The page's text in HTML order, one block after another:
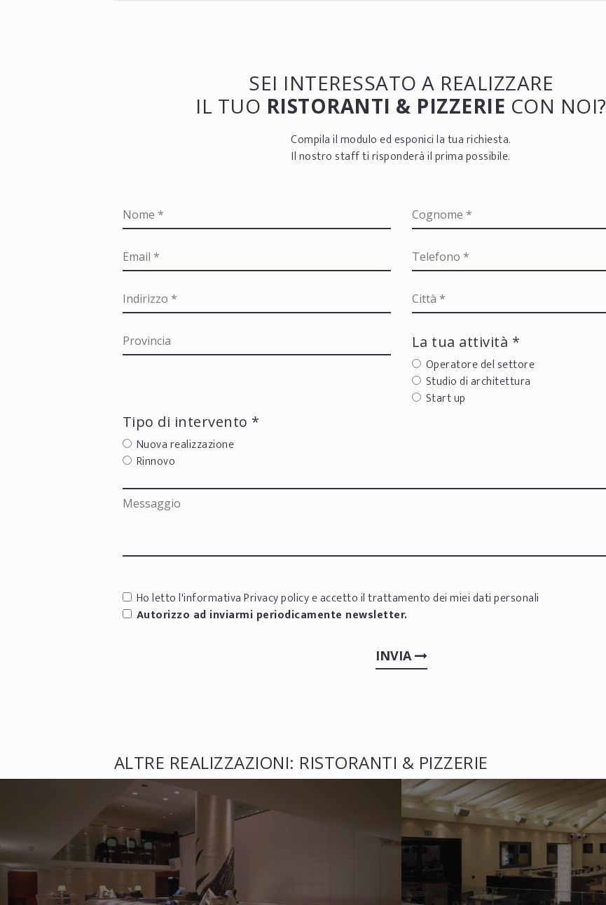
SEI INTERESSATO A REALIZZARE
IL TUO RISTORANTI & PIZZERIE CON NOI?
Compila il modulo ed esponici la tua richiesta.
Il nostro staff ti risponderà il prima possibile.
La tua attività *
Operatore del settore
Studio di architettura
Start up
Tipo di intervento *
Nuova realizzazione
Rinnovo
Ho letto l'informativaPrivacy policye accetto il trattamento dei miei dati personali
Autorizzo ad inviarmi periodicamente newsletter.
INVIA
ALTRE REALIZZAZIONI: RISTORANTI & PIZZERIE